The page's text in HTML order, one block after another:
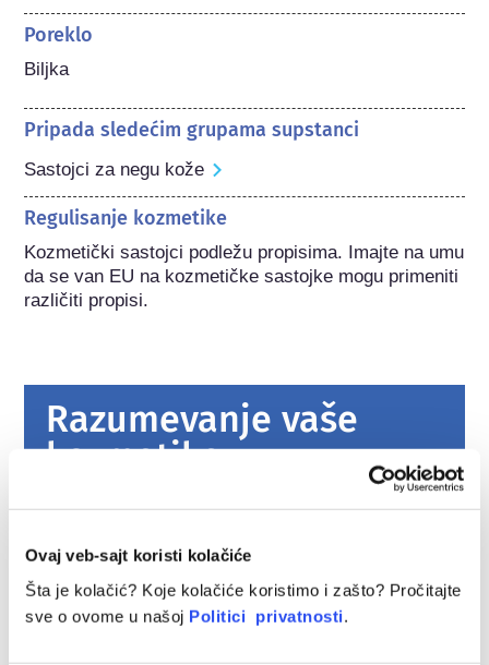
Ovaj veb-sajt koristi kolačiće
Šta je kolačić? Koje kolačiće koristimo i zašto? Pročitajte
sve o ovome u našoj Politici privatnosti.
Poreklo
Biljka
Pripada sledećim grupama supstanci
Sastojci za negu kože
Regulisanje kozmetike
Kozmetički sastojci podležu propisima. Imajte na umu
da se van EU na kozmetičke sastojke mogu primeniti
različiti propisi.
Razumevanje vaše
kozmetike
bezbednom?
proizvodi za ličnu negu koji se prodaju u
Evropskoj uniji budu bezbedni za upotrebu.